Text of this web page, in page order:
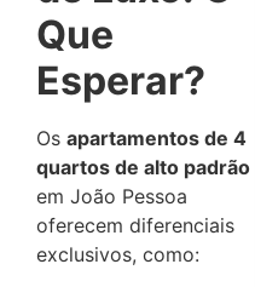
Que
Esperar?
Os apartamentos de 4
quartos de alto padrão
em João Pessoa
oferecem diferenciais
exclusivos, como: